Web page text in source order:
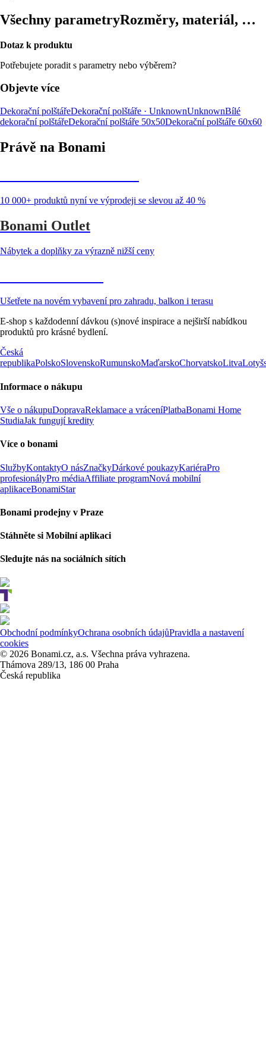
Všechny parametryRozměry, materiál, …
Dotaz k produktu
Potřebujete poradit s parametry nebo výběrem?
Objevte více
Dekorační polštářeDekorační polštáře · UnknownUnknownBílé
dekorační polštářeDekorační polštáře 50x50Dekorační polštáře 60x60
Právě na Bonami
10 000+ produktů nyní ve výprodeji se slevou až 40 %
Bonami Outlet
Nábytek a doplňky za výrazně nižší ceny
Ušetřete na novém vybavení pro zahradu, balkon i terasu
E-shop s každodenní dávkou (s)nové inspirace a nejširší nabídkou
produktů pro krásné bydlení.
Česká
republikaPolskoSlovenskoRumunskoMaďarskoChorvatskoLitva
Informace o nákupu
Vše o nákupuDopravaReklamace a vráceníPlatbaBonami Home
StudiaJak fungují kredity
Více o bonami
SlužbyKontaktyO násZnačkyDárkové poukazyKariéraPro
profesionályPro médiaAffiliate programNová mobilní
aplikaceBonamiStar
Bonami prodejny v Praze
Stáhněte si Mobilní aplikaci
Sledujte nás na sociálních sítích
Obchodní podmínkyOchrana osobních údajůPravidla a nastavení
cookies
© 2026 Bonami.cz, a.s. Všechna práva vyhrazena.
Thámova 289/13, 186 00 Praha
Česká republika